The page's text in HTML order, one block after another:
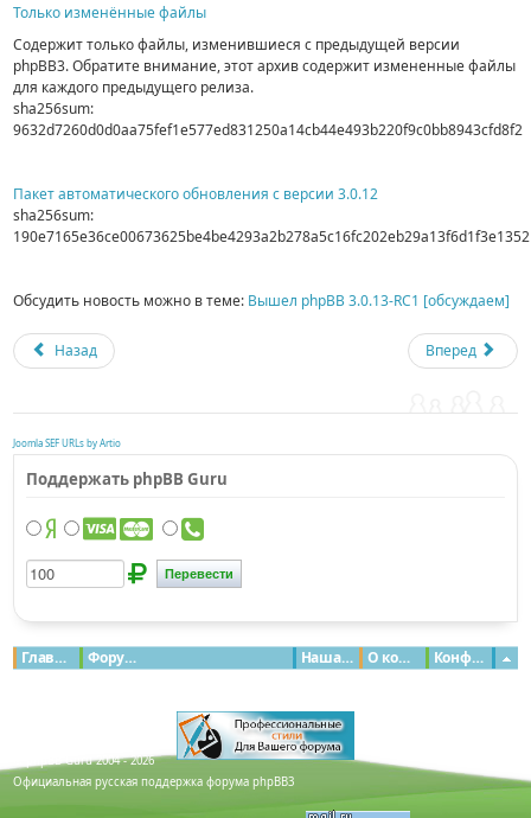
Только изменённые файлы
Содержит только файлы, изменившиеся с предыдущей версии
phpBB3. Обратите внимание, этот архив содержит измененные файлы
для каждого предыдущего релиза.
sha256sum:
9632d7260d0d0aa75fef1e577ed831250a14cb44e493b220f9c0bb8943cfd8f2
Пакет автоматического обновления с версии 3.0.12
sha256sum:
190e7165e36ce00673625be4be4293a2b278a5c16fc202eb29a13f6d1f3e1352
Обсудить новость можно в теме: Вышел phpBB 3.0.13-RC1 [обсуждаем]
Назад Вперед
Joomla SEF URLs by Artio
Поддержать phpBB Guru
Главная Форумы Конфиденциальность
О команде
Наша команда
© phpBB Guru 2004 - 2026
Официальная русская поддержка форума phpBB3